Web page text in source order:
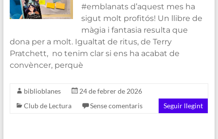
#emblanats d’aquest mes ha
sigut molt profitós! Un llibre de
màgia i fantasia resulta que
dona per a molt. Igualtat de ritus, de Terry
Pratchett, no tenim clar si ens ha acabat de
convèncer, perquè
biblioblanes
24 de febrer de 2026
Club de Lectura
Sense comentaris Seguir llegint